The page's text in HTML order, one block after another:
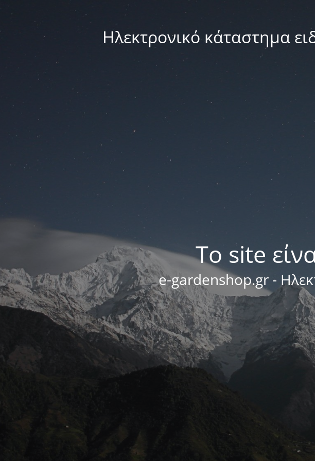
Ηλεκτρονικό κάταστημα
Το site
e-gardenshop.gr -